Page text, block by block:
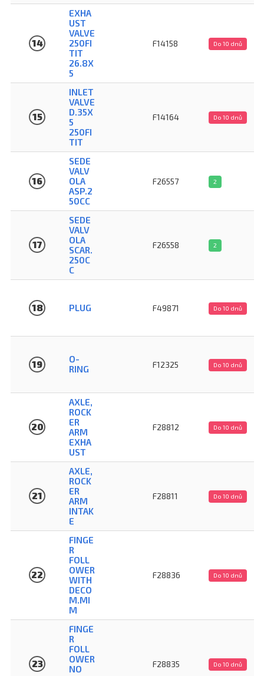
14
EXHA
UST
VALVE
250FI
TIT
26.8X
5
F14158 Do 10 dnů
15
INLET
VALVE
D.35X
5
250FI
TIT
F14164 Do 10 dnů
16
SEDE
VALV
OLA
ASP.2
50CC
F26557 2
17
SEDE
VALV
OLA
SCAR.
250C
C
F26558 2
18 PLUG F49871 Do 10 dnů
19
O-
RING
F12325 Do 10 dnů
20
AXLE,
ROCK
ER
ARM
EXHA
UST
F28812 Do 10 dnů
21
AXLE,
ROCK
ER
ARM
INTAK
E
F28811 Do 10 dnů
22
FINGE
R
FOLL
OWER
WITH
DECO
M.MI
M
F28836 Do 10 dnů
23
FINGE
R
FOLL
OWER
NO
F28835 Do 10 dnů